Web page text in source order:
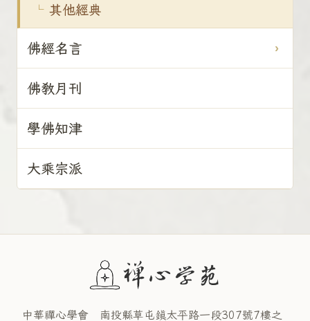
其他經典
佛經名言
佛教月刊
學佛知津
大乘宗派
中華禪心學會 南投縣草屯鎮太平路一段307號7樓之